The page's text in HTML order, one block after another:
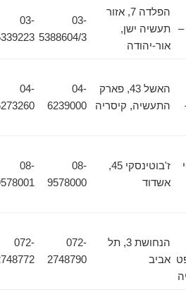
הפלדה 7, אזור
תעשיה ישן,
אור-יהודה
03-
5388604/3
03-
5339223
האשל 43, פארק
התעשיה, קיסריה
04-
6239000
04-
6273260
ז'בוטינסקי 45,
אשדוד
08-
9578000
08-
9578001
הנחושת 3, תל
אביב
072-
2748790
072-
2748772